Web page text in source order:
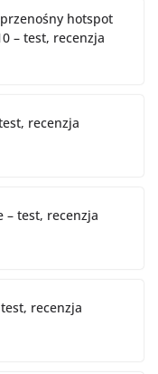
hotspot
– test, recenzja
recenzja
– test, recenzja
recenzja